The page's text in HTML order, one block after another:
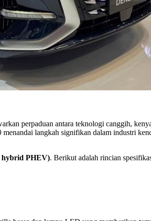
perpaduan antara teknologi canggih,
langkah signifikan dalam industri
hybrid PHEV). Berikut adalah rincian